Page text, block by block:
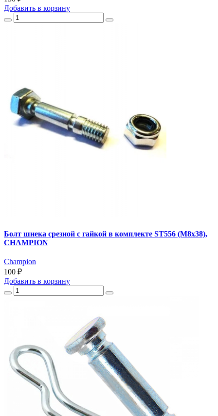
Добавить в корзину
Болт шнека срезной с гайкой в комплекте ST556 (М8x38),
CHAMPION
Champion
100 ₽
Добавить в корзину